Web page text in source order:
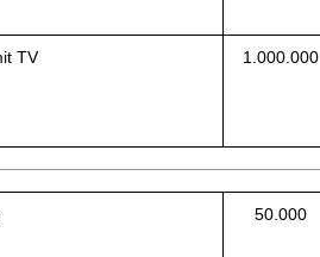
TV 1.000.000
50.000